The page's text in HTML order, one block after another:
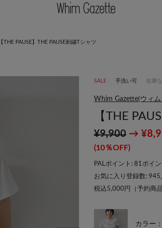
【THE PAUSE】THE PAUSE刺繍Tシャツ
SALE 手洗い可 在庫な
Whim Gazette(ウィ
【THE
¥9,900 →
(10％OFF)
PALポイント: 81ポイン
お気に入り登録数: 945
税込5,000円（予約商
カラー